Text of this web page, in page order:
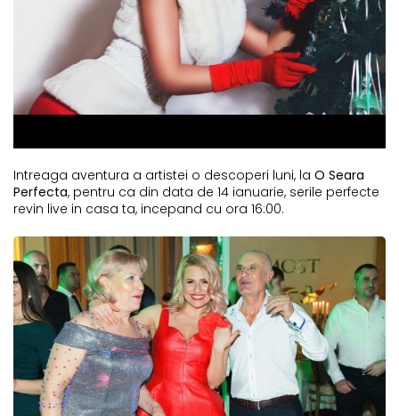
Intreaga aventura a artistei o descoperi luni, la O Seara
Perfecta, pentru ca din data de 14 ianuarie, serile perfecte
revin live in casa ta, incepand cu ora 16:00.